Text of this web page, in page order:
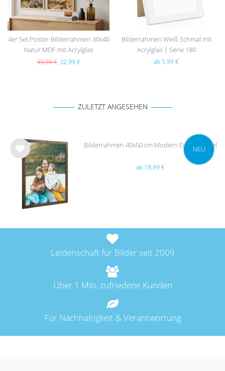
4er Set Poster-Bilderrahmen 30x40
Natur MDF mit Acrylglas
39,99 € 32,99 €
Bilderrahmen Weiß Schmal mit
Acrylglas | Serie 180
ab 5,99 €
ZULETZT ANGESEHEN
Wu
hlist
NEU
Bilderrahmen 40x50 cm Modern Eiche Dunkel
ab 18,99 €
Leidenschaft für Bilder seit 2009
Über 1 Mio. zufriedene Kunden
Für Nachhaltigkeit & Verantwortung